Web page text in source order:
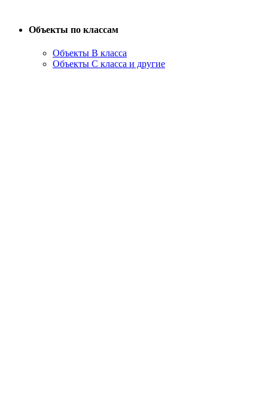
Объекты по классам
Объекты B класса
Объекты С класса и другие